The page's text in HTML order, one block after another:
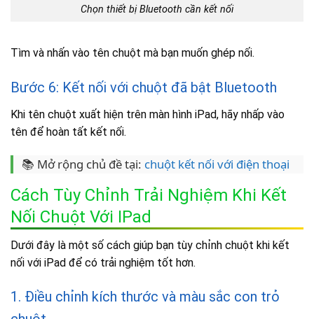
Chọn thiết bị Bluetooth cần kết nối
Tìm và nhấn vào tên chuột mà bạn muốn ghép nối.
Bước 6: Kết nối với chuột đã bật Bluetooth
Khi tên chuột xuất hiện trên màn hình iPad, hãy nhấp vào
tên để hoàn tất kết nối.
📚 Mở rộng chủ đề tại: chuột kết nối với điện thoại
Cách Tùy Chỉnh Trải Nghiệm Khi Kết
Nối Chuột Với IPad
Dưới đây là một số cách giúp bạn tùy chỉnh chuột khi kết
nối với iPad để có trải nghiệm tốt hơn.
1. Điều chỉnh kích thước và màu sắc con trỏ